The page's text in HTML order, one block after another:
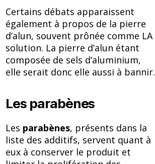
Certains débats apparaissent
également à propos de la pierre
d’alun, souvent prônée comme LA
solution. La pierre d’alun étant
composée de sels d’aluminium,
elle serait donc elle aussi à bannir.
Les parabènes
Les parabènes, présents dans la
liste des additifs, servent quant à
eux à conserver le produit et